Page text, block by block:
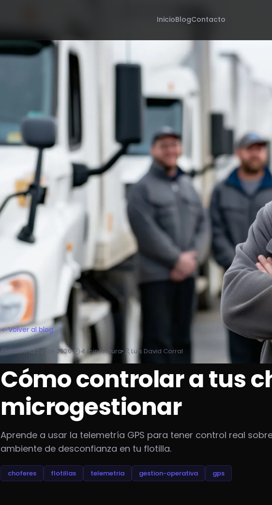
InicioBlogContacto
Volver al blog
5 de marzo de 2026 4 min lectura Luis David Corral
Cómo controlar a tus
microgestionar
Aprende a usar la telemetría GPS para tener control real
ambiente de desconfianza en tu flotilla.
choferes flotillas telemetria gestion-operativa gps